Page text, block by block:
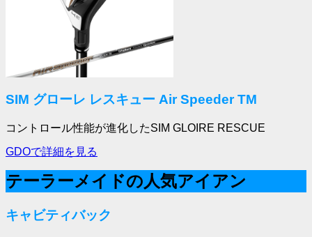
SIM グローレ レスキュー Air Speeder TM
コントロール性能が進化したSIM GLOIRE RESCUE
GDOで詳細を見る
テーラーメイドの人気アイアン
キャビティバック